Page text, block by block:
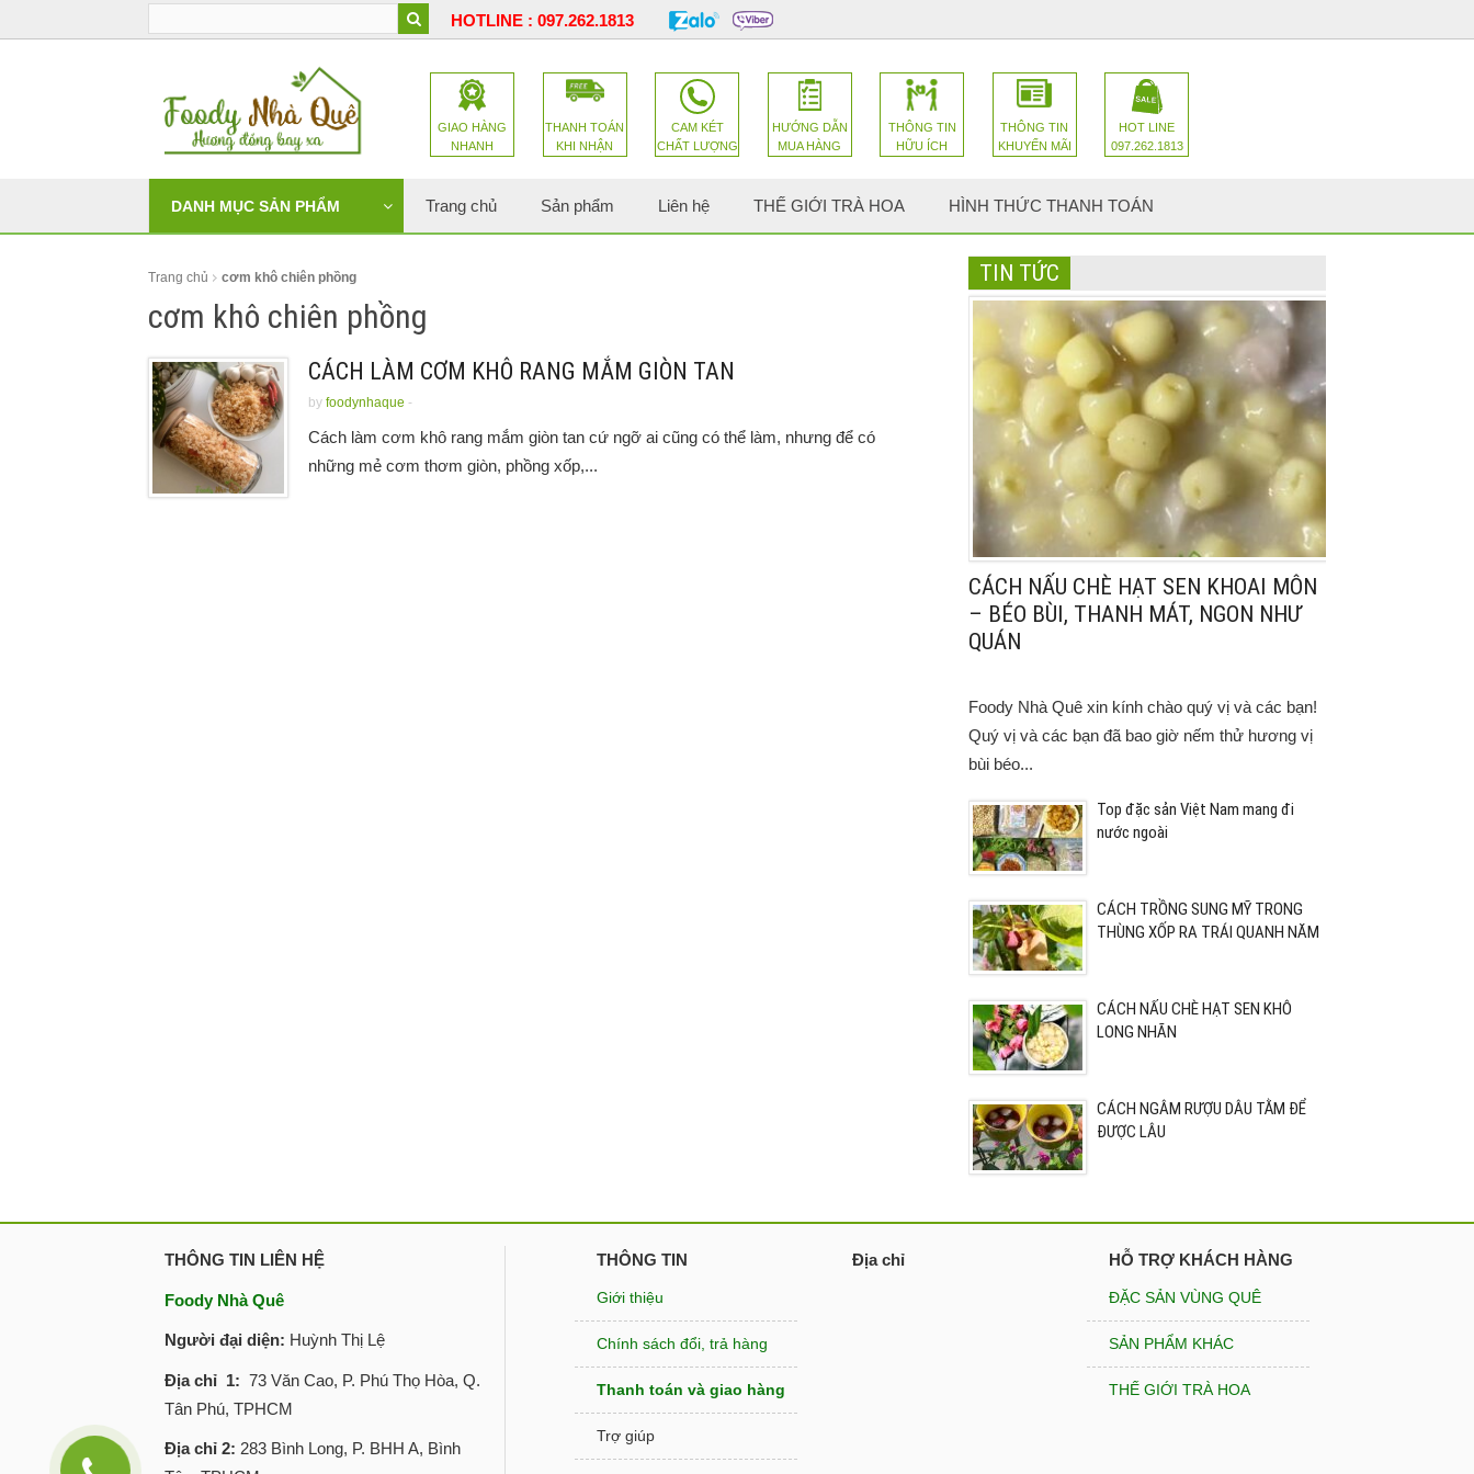
HOTLINE : 097.262.1813
GIAO HÀNG
NHANH
THANH TOÁN
KHI NHẬN
CAM KÉT
CHẤT LƯỢNG
HƯỚNG DẪN
MUA HÀNG
THÔNG TIN
HỮU ÍCH
THÔNG TIN
KHUYẾN MÃI
HOT LINE
097.262.1813
DANH MỤC SẢN PHẨM Trang chủ Sản phẩm Liên hệ THẾ GIỚI TRÀ HOA HÌNH THỨC THANH TOÁN
Trang chủ cơm khô chiên phồng
cơm khô chiên phồng
CÁCH LÀM CƠM KHÔ RANG MẮM GIÒN TAN
by foodynhaque -
Cách làm cơm khô rang mắm giòn tan cứ ngỡ ai cũng có thể làm, nhưng để có
những mẻ cơm thơm giòn, phồng xốp,...
TIN TỨC
CÁCH NẤU CHÈ HẠT SEN KHOAI MÔN
– BÉO BÙI, THANH MÁT, NGON NHƯ
QUÁN
Foody Nhà Quê xin kính chào quý vị và các bạn!
Quý vị và các bạn đã bao giờ nếm thử hương vị
bùi béo...
Top đặc sản Việt Nam mang đi
nước ngoài
CÁCH TRỒNG SUNG MỸ TRONG
THÙNG XỐP RA TRÁI QUANH NĂM
CÁCH NẤU CHÈ HẠT SEN KHÔ
LONG NHÃN
CÁCH NGÂM RƯỢU DÂU TẰM ĐỂ
ĐƯỢC LÂU
THÔNG TIN LIÊN HỆ
Foody Nhà Quê
Người đại diện: Huỳnh Thị Lệ
Địa chỉ 1: 73 Văn Cao, P. Phú Thọ Hòa, Q.
Tân Phú, TPHCM
Địa chỉ 2: 283 Bình Long, P. BHH A, Bình
THÔNG TIN
Giới thiệu
Chính sách đổi, trả hàng
Thanh toán và giao hàng
Trợ giúp
Địa chỉ HỖ TRỢ KHÁCH HÀNG
ĐẶC SẢN VÙNG QUÊ
SẢN PHẨM KHÁC
THẾ GIỚI TRÀ HOA